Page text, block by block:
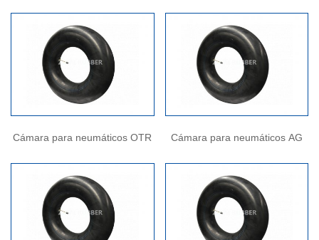
Cámara para neumáticos OTR Cámara para neumáticos AG